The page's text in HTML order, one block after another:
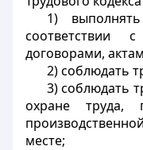
1)
соответствии
договорами,
2) соблюдать
3) соблюдать
охране труда,
месте;